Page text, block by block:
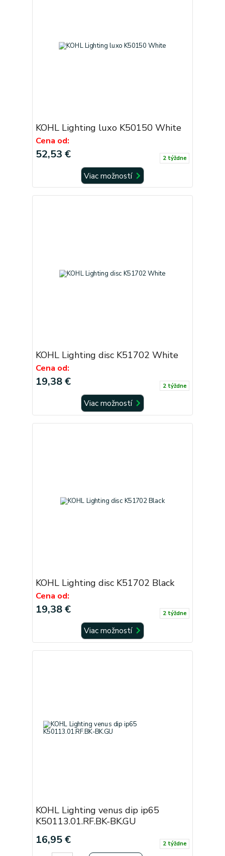
KOHL Lighting luxo K50150 White
Cena od:
52,53 € 2 týždne
Viac možností
KOHL Lighting disc K51702 White
Cena od:
19,38 € 2 týždne
Viac možností
KOHL Lighting disc K51702 Black
Cena od:
19,38 € 2 týždne
Viac možností
KOHL Lighting venus dip ip65
K50113.01.RF.BK-BK.GU
16,95 € 2 týždne